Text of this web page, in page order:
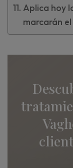
Aplica hoy
marcarán